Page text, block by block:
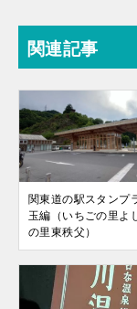
関連記事
関東道の駅スタンプ
玉編（いちごの里よ
の里東秩父）